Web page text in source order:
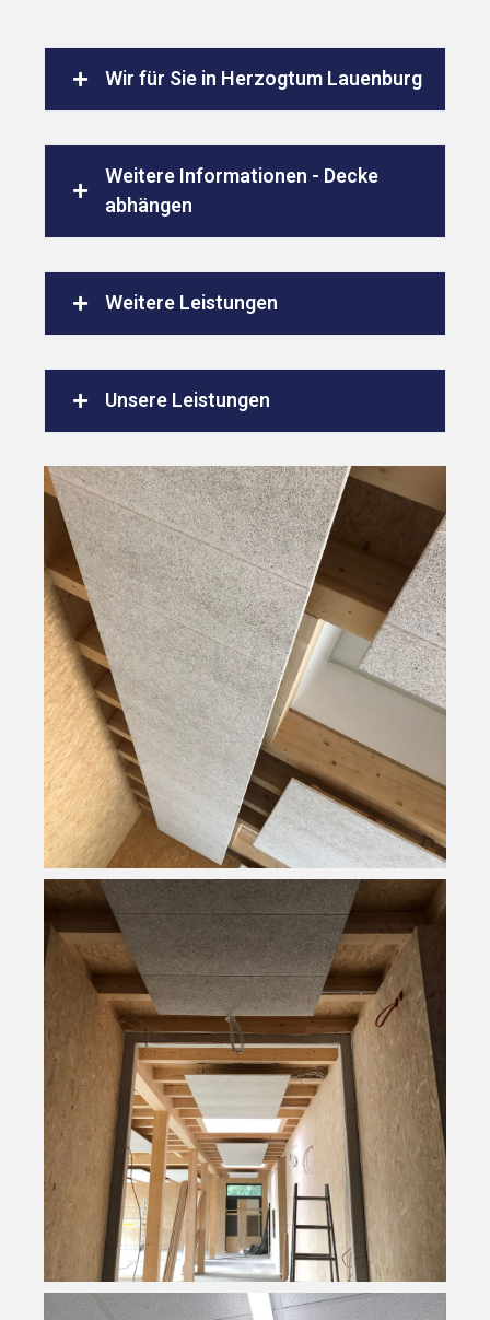
Wir für Sie in Herzogtum Lauenburg
Weitere Informationen - Decke
abhängen
Weitere Leistungen
Unsere Leistungen